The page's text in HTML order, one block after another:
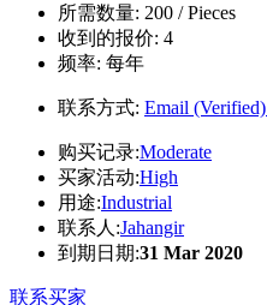
所需数量: 200 / Pieces
收到的报价: 4
频率: 每年
联系方式: Email (Verified)
购买记录:Moderate
买家活动:High
用途:Industrial
联系人:Jahangir
到期日期:31 Mar 2020
联系买家